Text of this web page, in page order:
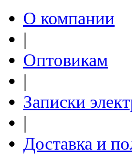
О компании
|
Оптовикам
|
Записки
|
Доставка и